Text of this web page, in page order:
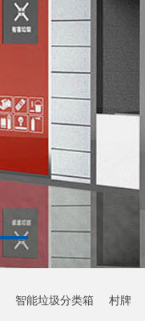
智能垃圾分类箱 村牌